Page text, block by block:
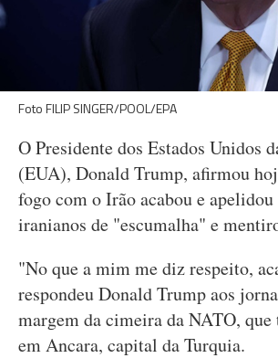
Foto FILIP SINGER/POOL/EPA
O Presidente dos Estados Unidos
(EUA), Donald Trump, afirmou
fogo com o Irão acabou e
iranianos de "escumalha" e
"No que a mim me diz respeito,
respondeu Donald Trump aos
margem da cimeira da NATO,
em Ancara, capital da Turquia.